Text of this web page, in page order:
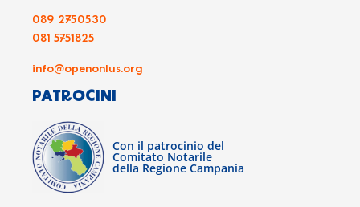
089 2750530
081 5751825
info@openonlus.org
PATROCINI
Con il patrocinio del
Comitato Notarile
della Regione Campania